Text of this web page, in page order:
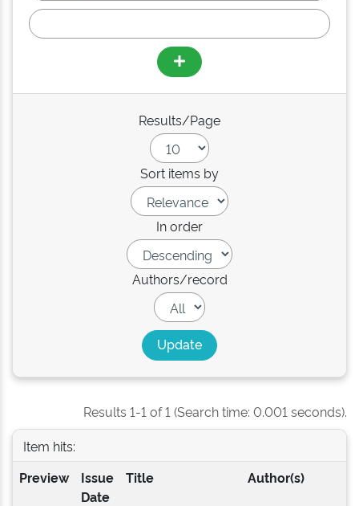
Results/Page
Sort items by
In order
Authors/record
Results 1-1 of 1 (Search time: 0.001 seconds).
Item hits:
Preview
Issue
Date
Title Author(s)